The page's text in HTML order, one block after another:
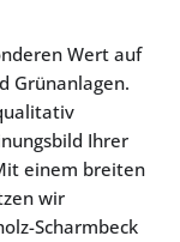
Wert auf
Grünanlagen.
Ihrer
einem breiten
wir
Scharmbeck